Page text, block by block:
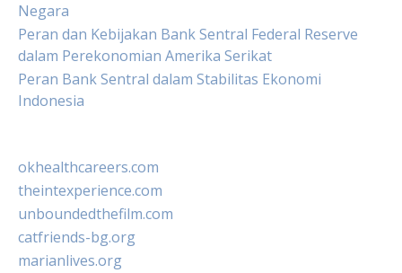
Negara
Peran dan Kebijakan Bank Sentral Federal Reserve
dalam Perekonomian Amerika Serikat
Peran Bank Sentral dalam Stabilitas Ekonomi
Indonesia
okhealthcareers.com
theintexperience.com
unboundedthefilm.com
catfriends-bg.org
marianlives.org